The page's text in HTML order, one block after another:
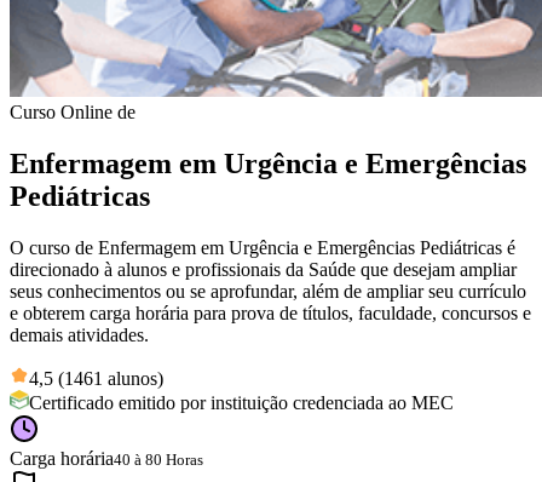
Curso Online de
Enfermagem em Urgência e Emergências
Pediátricas
O curso de Enfermagem em Urgência e Emergências Pediátricas é
direcionado à alunos e profissionais da Saúde que desejam ampliar
seus conhecimentos ou se aprofundar, além de ampliar seu currículo
e obterem carga horária para prova de títulos, faculdade, concursos e
demais atividades.
4,5 (1461 alunos)
Certificado emitido por instituição credenciada ao MEC
Carga horária40 à 80 Horas